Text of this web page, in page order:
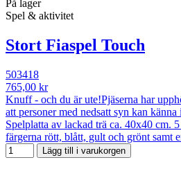
På lager
Spel & aktivitet
Stort Fiaspel Touch
503418
765,00 kr
Knuff - och du är ute!Pjäserna har
att personer med nedsatt syn kan
Spelplatta av lackad trä ca. 40x40 cm.
färgerna rött, blått, gult och grönt samt
Lägg till i varukorgen